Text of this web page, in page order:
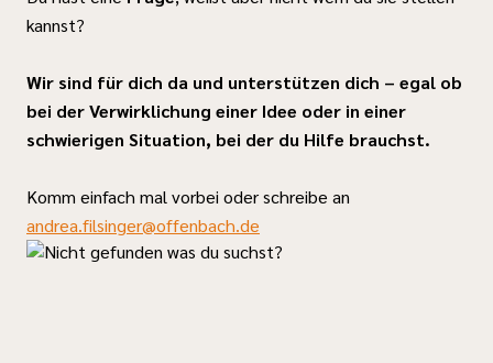
kannst?
Wir sind für dich da und unterstützen dich – egal ob
bei der Verwirklichung einer Idee oder in einer
schwierigen Situation, bei der du Hilfe brauchst.
Komm einfach mal vorbei oder schreibe an
andrea.filsinger@offenbach.de